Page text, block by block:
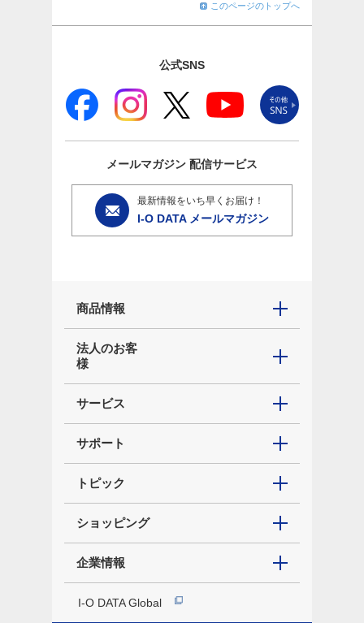
このページのトップへ
公式SNS
メールマガジン 配信サービス
最新情報をいち早くお届け！
I-O DATA メールマガジン
商品情報
法人のお客
様
サービス
サポート
トピック
ショッピング
企業情報
I-O DATA Global